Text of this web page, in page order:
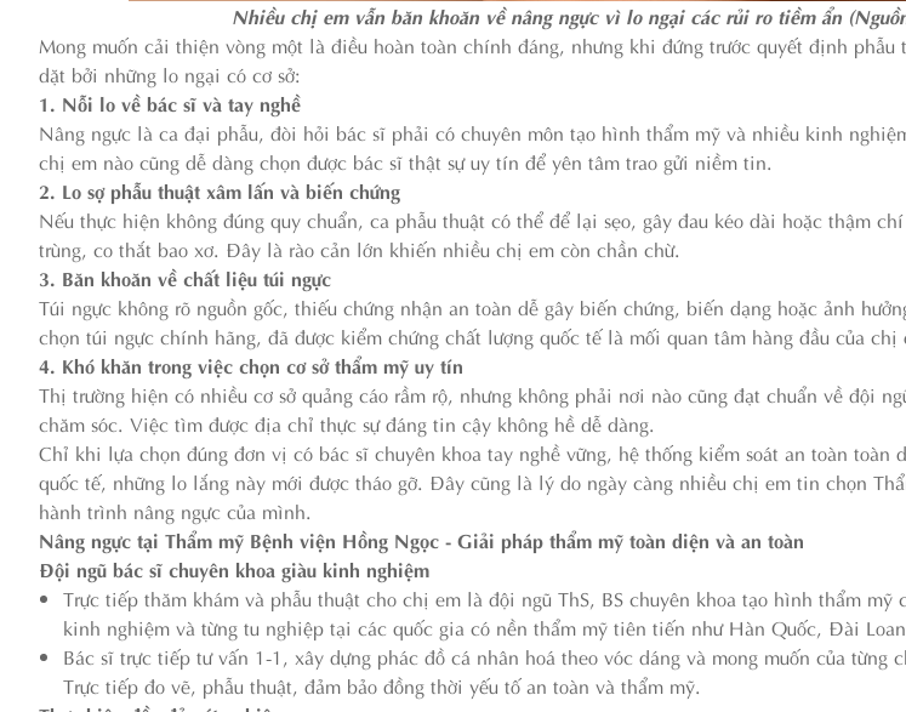
Nhiều chị em vẫn băn khoăn về nâng ngực vì lo ngại các rủi ro tiềm ẩn
Mong muốn cải thiện vòng một là điều hoàn toàn chính đáng, nhưng khi đứng trước quyết định
dặt bởi những lo ngại có cơ sở:
1. Nỗi lo về bác sĩ và tay nghề
Nâng ngực là ca đại phẫu, đòi hỏi bác sĩ phải có chuyên môn tạo hình thẩm mỹ và nhiều kinh
chị em nào cũng dễ dàng chọn được bác sĩ thật sự uy tín để yên tâm trao gửi niềm tin.
2. Lo sợ phẫu thuật xâm lấn và biến chứng
Nếu thực hiện không đúng quy chuẩn, ca phẫu thuật có thể để lại sẹo, gây đau kéo dài hoặc thậm
trùng, co thắt bao xơ. Đây là rào cản lớn khiến nhiều chị em còn chần chừ.
3. Băn khoăn về chất liệu túi ngực
Túi ngực không rõ nguồn gốc, thiếu chứng nhận an toàn dễ gây biến chứng, biến dạng hoặc ảnh
chọn túi ngực chính hãng, đã được kiểm chứng chất lượng quốc tế là mối quan tâm hàng đầu của chị
4. Khó khăn trong việc chọn cơ sở thẩm mỹ uy tín
Thị trường hiện có nhiều cơ sở quảng cáo rầm rộ, nhưng không phải nơi nào cũng đạt chuẩn về đội
chăm sóc. Việc tìm được địa chỉ thực sự đáng tin cậy không hề dễ dàng.
Chỉ khi lựa chọn đúng đơn vị có bác sĩ chuyên khoa tay nghề vững, hệ thống kiểm soát an toàn toàn
quốc tế, những lo lắng này mới được tháo gỡ. Đây cũng là lý do ngày càng nhiều chị em tin chọn
hành trình nâng ngực của mình.
Nâng ngực tại Thẩm mỹ Bệnh viện Hồng Ngọc - Giải pháp thẩm mỹ toàn diện và an toàn
Đội ngũ bác sĩ chuyên khoa giàu kinh nghiệm
Trực tiếp thăm khám và phẫu thuật cho chị em là đội ngũ ThS, BS chuyên khoa tạo hình thẩm mỹ
kinh nghiệm và từng tu nghiệp tại các quốc gia có nền thẩm mỹ tiên tiến như Hàn Quốc, Đài
Bác sĩ trực tiếp tư vấn 1-1, xây dựng phác đồ cá nhân hoá theo vóc dáng và mong muốn của từng
Trực tiếp đo vẽ, phẫu thuật, đảm bảo đồng thời yếu tố an toàn và thẩm mỹ.